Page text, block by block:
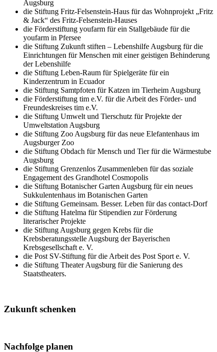
Augsburg
die Stiftung Fritz-Felsenstein-Haus für das Wohnprojekt „Fritz
& Jack“ des Fritz-Felsenstein-Hauses
die Förderstiftung youfarm für ein Stallgebäude für die
youfarm in Pfersee
die Stiftung Zukunft stiften – Lebenshilfe Augsburg für die
Einrichtungen für Menschen mit einer geistigen Behinderung
der Lebenshilfe
die Stiftung Leben-Raum für Spielgeräte für ein
Kinderzentrum in Ecuador
die Stiftung Samtpfoten für Katzen im Tierheim Augsburg
die Förderstiftung tim e.V. für die Arbeit des Förder- und
Freundeskreises tim e.V.
die Stiftung Umwelt und Tierschutz für Projekte der
Umweltstation Augsburg
die Stiftung Zoo Augsburg für das neue Elefantenhaus im
Augsburger Zoo
die Stiftung Obdach für Mensch und Tier für die Wärmestube
Augsburg
die Stiftung Grenzenlos Zusammenleben für das soziale
Engagement des Grandhotel Cosmopolis
die Stiftung Botanischer Garten Augsburg für ein neues
Sukkulentenhaus im Botanischen Garten
die Stiftung Gemeinsam. Besser. Leben für das contact-Dorf
die Stiftung Hatelma für Stipendien zur Förderung
literarischer Projekte
die Stiftung Augsburg gegen Krebs für die
Krebsberatungsstelle Augsburg der Bayerischen
Krebsgesellschaft e. V.
die Post SV-Stiftung für die Arbeit des Post Sport e. V.
die Stiftung Theater Augsburg für die Sanierung des
Staatstheaters.
Zukunft schenken
Nachfolge planen